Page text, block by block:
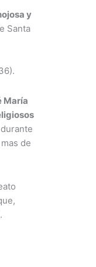
y
Santa
María
de